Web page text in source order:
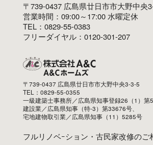
〒739-0437 広島県廿日市市大野中央
営業時間：09:00～17:00 水曜定休
TEL：0829-55-0383
フリーダイヤル：0120-301-207
〒739-0437 広島県廿日市市大野中央3-3-5
TEL：0829-55-0355
一級建築士事務所／広島県知事登録26（1）第
建設業／広島県知事（特-3）第33676号、
宅地建物取引業／広島県知事（11）5285号
フルリノベｰション・古民家改修のご